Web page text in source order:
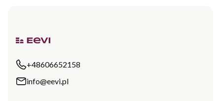
+48606652158
info@eevi.pl